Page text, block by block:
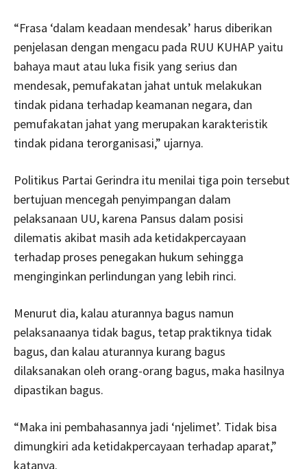
“Frasa ‘dalam keadaan mendesak’ harus diberikan
penjelasan dengan mengacu pada RUU KUHAP yaitu
bahaya maut atau luka fisik yang serius dan
mendesak, pemufakatan jahat untuk melakukan
tindak pidana terhadap keamanan negara, dan
pemufakatan jahat yang merupakan karakteristik
tindak pidana terorganisasi,” ujarnya.
Politikus Partai Gerindra itu menilai tiga poin tersebut
bertujuan mencegah penyimpangan dalam
pelaksanaan UU, karena Pansus dalam posisi
dilematis akibat masih ada ketidakpercayaan
terhadap proses penegakan hukum sehingga
menginginkan perlindungan yang lebih rinci.
Menurut dia, kalau aturannya bagus namun
pelaksanaanya tidak bagus, tetap praktiknya tidak
bagus, dan kalau aturannya kurang bagus
dilaksanakan oleh orang-orang bagus, maka hasilnya
dipastikan bagus.
“Maka ini pembahasannya jadi ‘njelimet’. Tidak bisa
dimungkiri ada ketidakpercayaan terhadap aparat,”
katanya.